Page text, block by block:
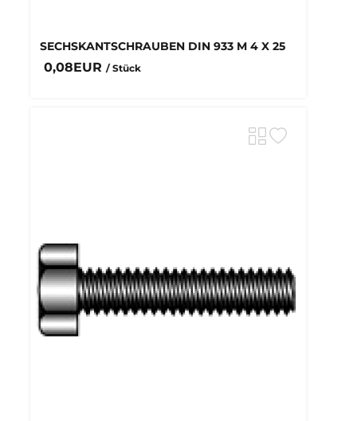
SECHSKANTSCHRAUBEN DIN 933 M 4 X 25
0,08EUR / Stück